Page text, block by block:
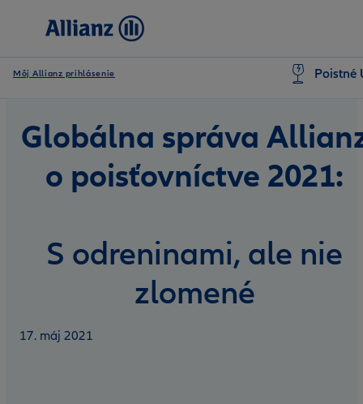
Môj Allianz prihlásenie Poistné
Globálna správa
o poisťovníctve 2021:
S odreninami, ale nie
zlomené
17. máj 2021